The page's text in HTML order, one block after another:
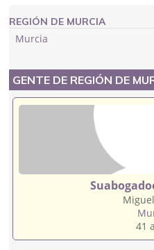
REGIÓN DE MURCIA
Murcia
GENTE DE REGIÓN DE
41